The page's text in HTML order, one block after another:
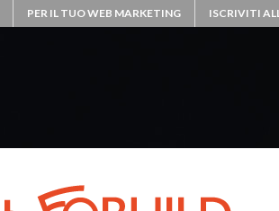
PER IL TUO WEB MARKETING ISCRIVITI